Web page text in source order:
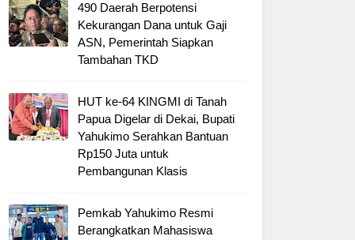
490 Daerah Berpotensi
Kekurangan Dana untuk Gaji
ASN, Pemerintah Siapkan
Tambahan TKD
HUT ke-64 KINGMI di Tanah
Papua Digelar di Dekai, Bupati
Yahukimo Serahkan Bantuan
Rp150 Juta untuk
Pembangunan Klasis
Pemkab Yahukimo Resmi
Berangkatkan Mahasiswa